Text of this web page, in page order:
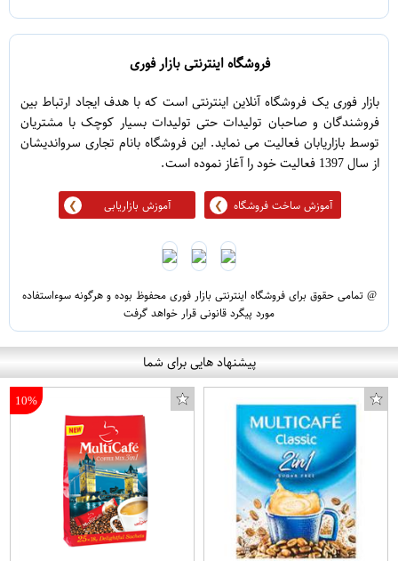
فروشگاه اینترنتی بازار فوری
بازار فوری یک فروشگاه آنلاین اینترنتی است که با هدف ایجاد ارتباط بین
فروشندگان و صاحبان تولیدات حتی تولیدات بسیار کوچک با مشتریان
توسط بازاریابان فعالیت می نماید. این فروشگاه بانام تجاری سرواندیشان
از سال 1397 فعالیت خود را آغاز نموده است.
آموزش ساخت فروشگاه آموزش بازاریابی
@ تمامی حقوق برای فروشگاه اینترنتی بازار فوری محفوظ بوده و هرگونه سوءاستفاده
مورد پیگرد قانونی قرار خواهد گرفت
پیشنهاد هایی برای شما
10%